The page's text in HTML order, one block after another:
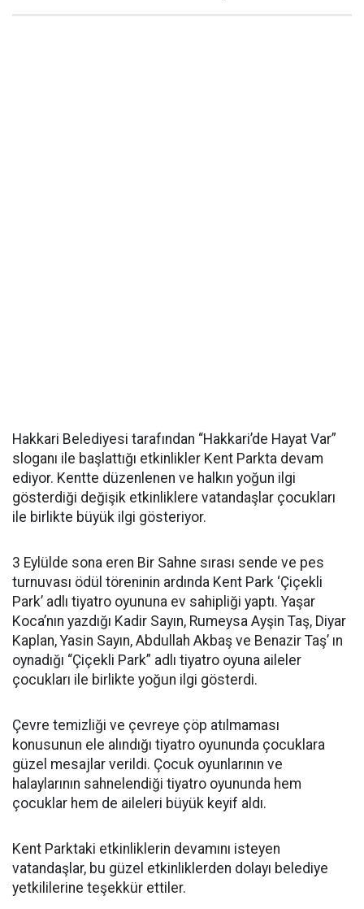
Hakkari Belediyesi tarafından “Hakkari’de Hayat Var”
sloganı ile başlattığı etkinlikler Kent Parkta devam
ediyor. Kentte düzenlenen ve halkın yoğun ilgi
gösterdiği değişik etkinliklere vatandaşlar çocukları
ile birlikte büyük ilgi gösteriyor.
3 Eylülde sona eren Bir Sahne sırası sende ve pes
turnuvası ödül töreninin ardında Kent Park ‘Çiçekli
Park’ adlı tiyatro oyununa ev sahipliği yaptı. Yaşar
Koca’nın yazdığı Kadir Sayın, Rumeysa Ayşin Taş, Diyar
Kaplan, Yasin Sayın, Abdullah Akbaş ve Benazir Taş’ ın
oynadığı “Çiçekli Park” adlı tiyatro oyuna aileler
çocukları ile birlikte yoğun ilgi gösterdi.
Çevre temizliği ve çevreye çöp atılmaması
konusunun ele alındığı tiyatro oyununda çocuklara
güzel mesajlar verildi. Çocuk oyunlarının ve
halaylarının sahnelendiği tiyatro oyununda hem
çocuklar hem de aileleri büyük keyif aldı.
Kent Parktaki etkinliklerin devamını isteyen
vatandaşlar, bu güzel etkinliklerden dolayı belediye
yetkililerine teşekkür ettiler.